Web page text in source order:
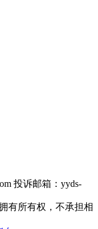
投诉邮箱：yyds-
有所有权，不承担相